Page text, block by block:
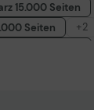
15.000 Seiten
Seiten
+2